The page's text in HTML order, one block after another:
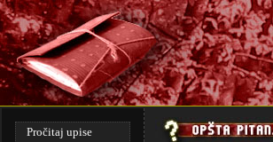
Pročitaj upise